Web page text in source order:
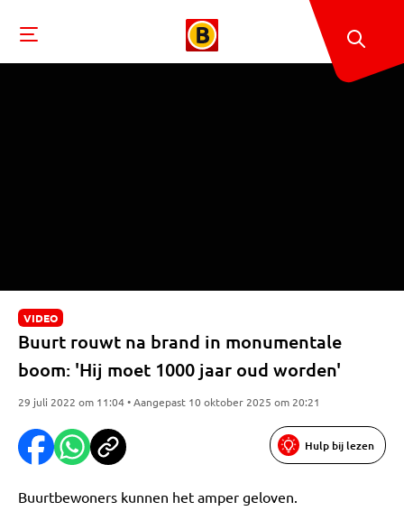
VIDEO
Buurt rouwt na brand in monumentale
boom: 'Hij moet 1000 jaar oud worden'
29 juli 2022 om 11:04 • Aangepast 10 oktober 2025 om 20:21
Hulp bij lezen
Buurtbewoners kunnen het amper geloven.